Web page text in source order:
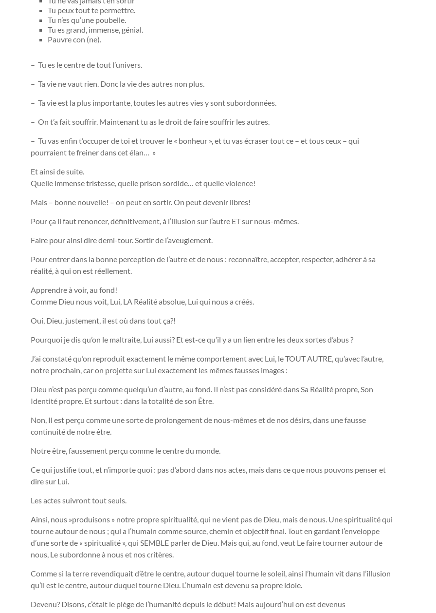
Tu peux tout te permettre.
Tu n’es qu’une poubelle.
Tu es grand, immense, génial.
Pauvre con (ne).
– Tu es le centre de tout l’univers.
– Ta vie ne vaut rien. Donc la vie des autres non plus.
– Ta vie est la plus importante, toutes les autres vies y sont subordonnées.
– On t’a fait souffrir. Maintenant tu as le droit de faire souffrir les autres.
– Tu vas enfin t’occuper de toi et trouver le « bonheur », et tu vas écraser tout ce – et tous ceux – qui
pourraient te freiner dans cet élan… »
Et ainsi de suite.
Quelle immense tristesse, quelle prison sordide… et quelle violence!
Mais – bonne nouvelle! – on peut en sortir. On peut devenir libres!
Pour ça il faut renoncer, définitivement, à l’illusion sur l’autre ET sur nous-mêmes.
Faire pour ainsi dire demi-tour. Sortir de l’aveuglement.
Pour entrer dans la bonne perception de l’autre et de nous : reconnaître, accepter, respecter, adhérer à sa
réalité, à qui on est réellement.
Apprendre à voir, au fond!
Comme Dieu nous voit, Lui, LA Réalité absolue, Lui qui nous a créés.
Oui, Dieu, justement, il est où dans tout ça?!
Pourquoi je dis qu’on le maltraite, Lui aussi? Et est-ce qu’il y a un lien entre les deux sortes d’abus ?
J’ai constaté qu’on reproduit exactement le même comportement avec Lui, le TOUT AUTRE, qu’avec l’autre,
notre prochain, car on projette sur Lui exactement les mêmes fausses images :
Dieu n’est pas perçu comme quelqu’un d’autre, au fond. Il n’est pas considéré dans Sa Réalité propre, Son
Identité propre. Et surtout : dans la totalité de son Être.
Non, Il est perçu comme une sorte de prolongement de nous-mêmes et de nos désirs, dans une fausse
continuité de notre être.
Notre être, faussement perçu comme le centre du monde.
Ce qui justifie tout, et n’importe quoi : pas d’abord dans nos actes, mais dans ce que nous pouvons penser et
dire sur Lui.
Les actes suivront tout seuls.
Ainsi, nous »produisons » notre propre spiritualité, qui ne vient pas de Dieu, mais de nous. Une spiritualité qui
tourne autour de nous ; qui a l’humain comme source, chemin et objectif final. Tout en gardant l’enveloppe
d’une sorte de « spiritualité », qui SEMBLE parler de Dieu. Mais qui, au fond, veut Le faire tourner autour de
nous, Le subordonne à nous et nos critères.
Comme si la terre revendiquait d’être le centre, autour duquel tourne le soleil, ainsi l’humain vit dans l’illusion
qu’il est le centre, autour duquel tourne Dieu. L’humain est devenu sa propre idole.
Devenu? Disons, c’était le piège de l’humanité depuis le début! Mais aujourd’hui on est devenus